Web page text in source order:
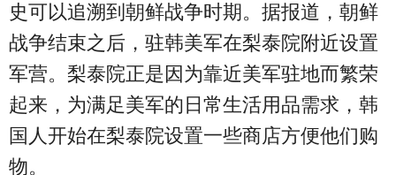
史可以追溯到朝鲜战争时期。据报道，朝鲜
战争结束之后，驻韩美军在梨泰院附近设置
军营。梨泰院正是因为靠近美军驻地而繁荣
起来，为满足美军的日常生活用品需求，韩
国人开始在梨泰院设置一些商店方便他们购
物。